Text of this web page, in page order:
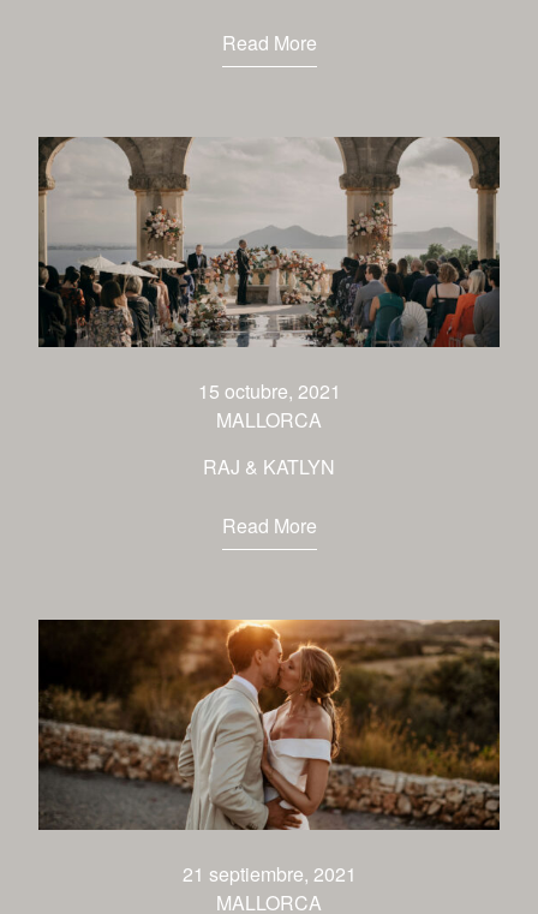
Read More
15 octubre, 2021
MALLORCA
RAJ & KATLYN
Read More
21 septiembre, 2021
MALLORCA